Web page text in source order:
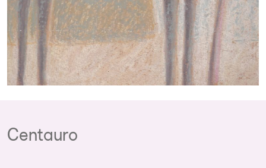
Centauro